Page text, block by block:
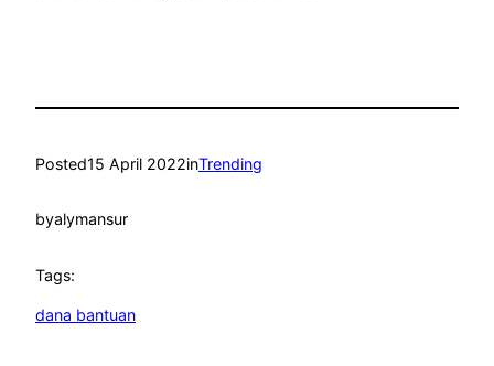
Posted15 April 2022inTrending
byalymansur
Tags:
dana bantuan